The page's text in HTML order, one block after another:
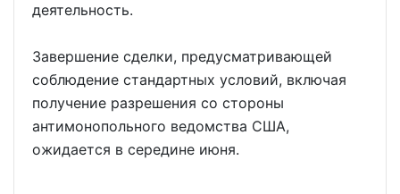
деятельность.
Завершение сделки, предусматривающей
соблюдение стандартных условий, включая
получение разрешения со стороны
антимонопольного ведомства США,
ожидается в середине июня.